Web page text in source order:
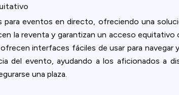
para eventos en directo, ofreciendo una
la reventa y garantizan un acceso
interfaces fáciles de usar para
del evento, ayudando a los aficionados a
una plaza.